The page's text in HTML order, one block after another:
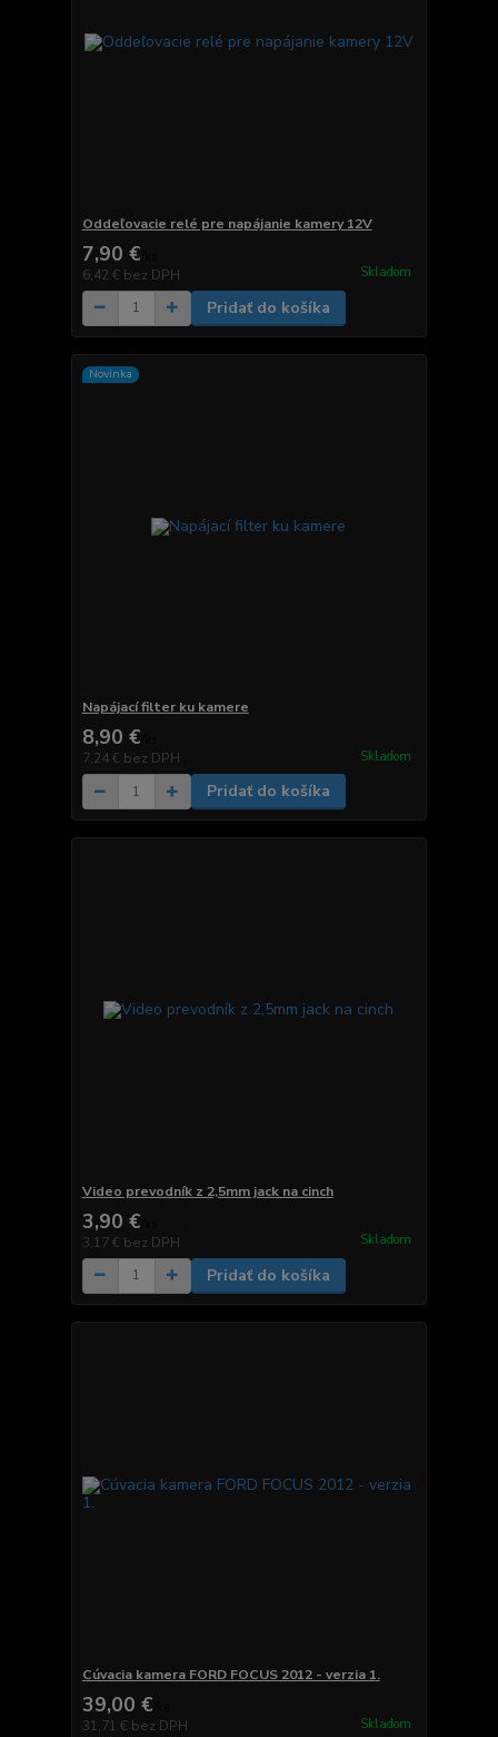
Oddeľovacie relé pre napájanie kamery 12V
7,90 €
6,42 € bez DPH Skladom
Pridať do košíka
Novinka
Napájací filter ku kamere
8,90 €
7,24 € bez DPH Skladom
Pridať do košíka
Video prevodník z 2,5mm jack na cinch
3,90 €
3,17 € bez DPH Skladom
Pridať do košíka
Cúvacia kamera FORD FOCUS 2012 - verzia 1.
39,00 €
31,71 € bez DPH Skladom